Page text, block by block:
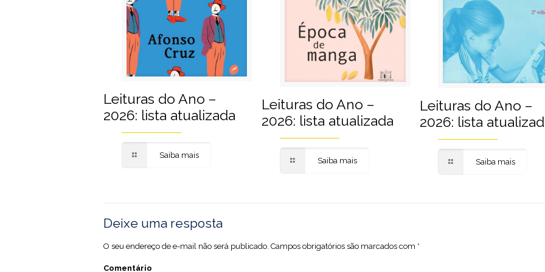
Leituras do Ano –
2026: lista atualizada
Saiba mais
Leituras do Ano –
2026: lista atualizada
Saiba mais
Leituras do Ano –
2026: lista
Saiba mais
Deixe uma resposta
O seu endereço de e-mail não será publicado. Campos obrigatórios são marcados com *
Comentário